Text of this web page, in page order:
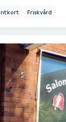
Friskvård